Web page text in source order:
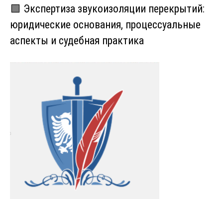
🟩 Экспертиза звукоизоляции перекрытий:
юридические основания, процессуальные
аспекты и судебная практика